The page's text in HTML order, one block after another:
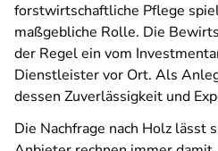
forstwirtschaftliche Pflege
maßgebliche Rolle. Die
der Regel ein vom
Dienstleister vor Ort. Als
dessen Zuverlässigkeit und
Die Nachfrage nach Holz lässt